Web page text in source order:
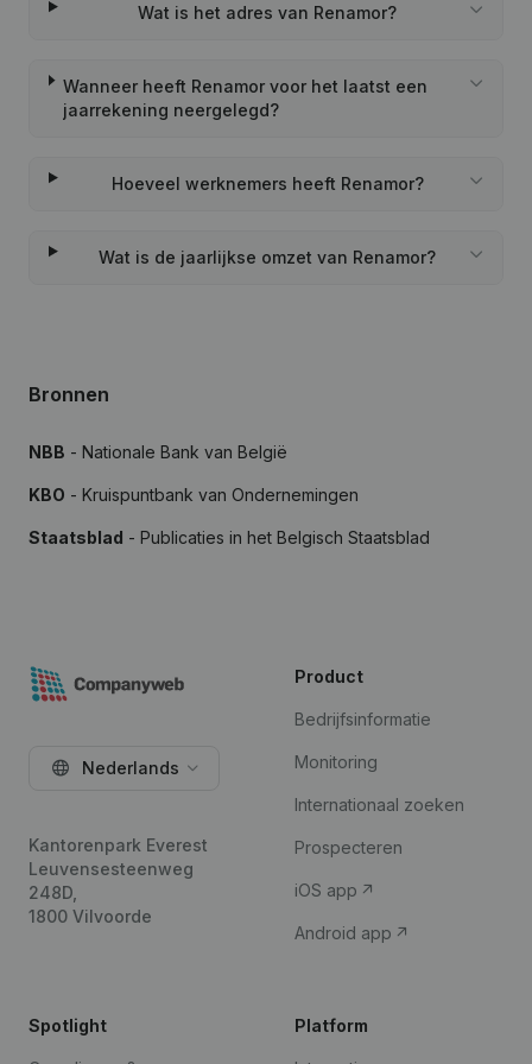
Wat is het adres van Renamor?
Wanneer heeft Renamor voor het laatst een
jaarrekening neergelegd?
Hoeveel werknemers heeft Renamor?
Wat is de jaarlijkse omzet van Renamor?
Bronnen
NBB - Nationale Bank van België
KBO - Kruispuntbank van Ondernemingen
Staatsblad - Publicaties in het Belgisch Staatsblad
Nederlands
Kantorenpark Everest
Leuvensesteenweg
248D,
1800 Vilvoorde
Product
Bedrijfsinformatie
Monitoring
Internationaal zoeken
Prospecteren
iOS app
Android app
Spotlight Platform